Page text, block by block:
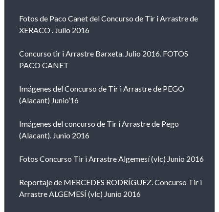
Fotos de Paco Canet del Concurso de Tir i Arrastre de
XERACO . Julio 2016
Concurso tir i Arrastre Barxeta. Julio 2016. FOTOS
PACO CANET
Imágenes del Concurso de Tir i Arrastre de PEGO
(Alacant) Junio’16
Imágenes del concurso de Tir i Arrastre de Pego
(Alacant). Junio 2016
Fotos Concurso Tir i Arrastre Algemesí (vlc) Junio 2016
Reportaje de MERCEDES RODRÍGUEZ. Concurso Tir i
Arrastre ALGEMESÍ (vlc) Junio 2016